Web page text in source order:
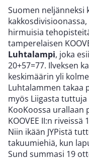
Suomen neljänneksi
hirmuisia
tamperelaisen
Luhtalampi, joka
20+57=77. Ilveksen
keskimäärin yli
Luhtalammen takaa
myös Liigasta tuttuja
KooKoossa urallaan
KOOVEE II:n
Niin ikään JYPistä
takuumiehiä, kun
Sund summasi 19